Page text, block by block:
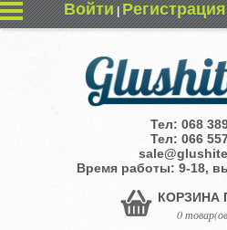
Войти|Регистрация
Тел: 068
Тел: 066
Время работы: 9-18,
КОРЗИНА
0